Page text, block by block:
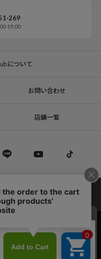
269
19:00
について
お問い合わせ
店舗一覧
サステナブルマークについて
法・古物営業法に基づく表記
Co.,Ltd All Rights Reserved.
ツの最適な提供、トラフィック
す。
用に同意したことものといたし